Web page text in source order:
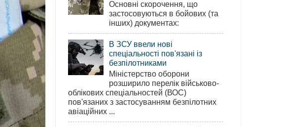
Основні скорочення, що
застосовуються в бойових (та
інших) документах:
В ЗСУ ввели нові
спеціальності пов'язані із
безпілотниками
Міністерство оборони
розширило перелік військово-
облікових спеціальностей (ВОС)
пов'язаних з застосуванням безпілотних
авіаційних ...